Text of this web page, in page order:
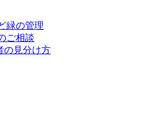
緑の管理
ご相談
の見分け方